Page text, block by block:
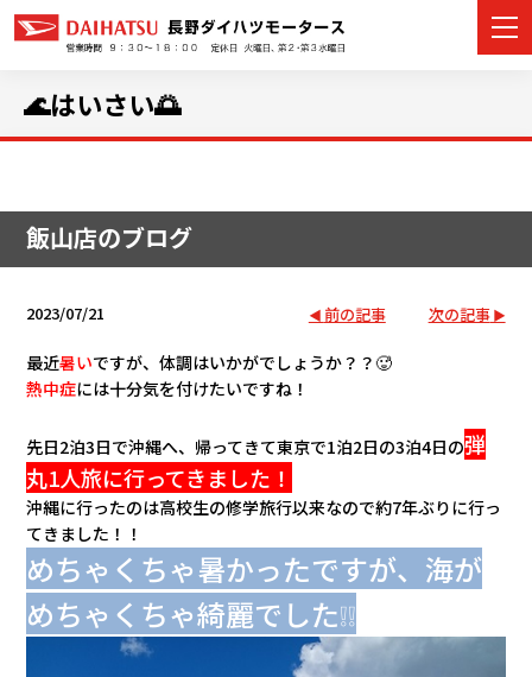
店舗情報
イベント・キャンペーン
🌊はいさい🌅
飯山店のブログ
2023/07/21 前の記事 次の記事
最近暑いですが、体調はいかがでしょうか？？🥵
熱中症には十分気を付けたいですね！
先日2泊3日で沖縄へ、帰ってきて東京で1泊2日の3泊4日の弾
丸1人旅に行ってきました！
沖縄に行ったのは高校生の修学旅行以来なので約7年ぶりに行っ
てきました！！
めちゃくちゃ暑かったですが、海が
めちゃくちゃ綺麗でした❕❕